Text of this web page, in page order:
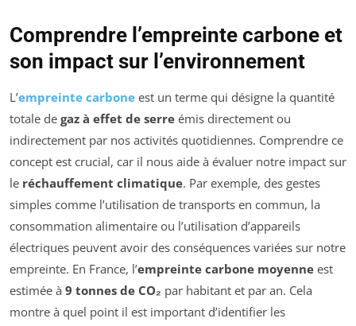
Comprendre l’empreinte carbone et
son impact sur l’environnement
L’empreinte carbone est un terme qui désigne la quantité
totale de gaz à effet de serre émis directement ou
indirectement par nos activités quotidiennes. Comprendre ce
concept est crucial, car il nous aide à évaluer notre impact sur
le réchauffement climatique. Par exemple, des gestes
simples comme l’utilisation de transports en commun, la
consommation alimentaire ou l’utilisation d’appareils
électriques peuvent avoir des conséquences variées sur notre
empreinte. En France, l’empreinte carbone moyenne est
estimée à 9 tonnes de CO₂ par habitant et par an. Cela
montre à quel point il est important d’identifier les